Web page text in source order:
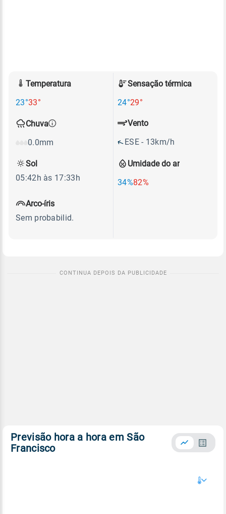
Temperatura
23°33°
Sensação térmica
24°29°
Chuva
0.0mm
Umidade do ar
34%82%
Vento
ESE - 13km/h
Sol
05:42h às 17:33h
Arco-íris
Sem probabilid.
Previsão hora a hora em São
Francisco